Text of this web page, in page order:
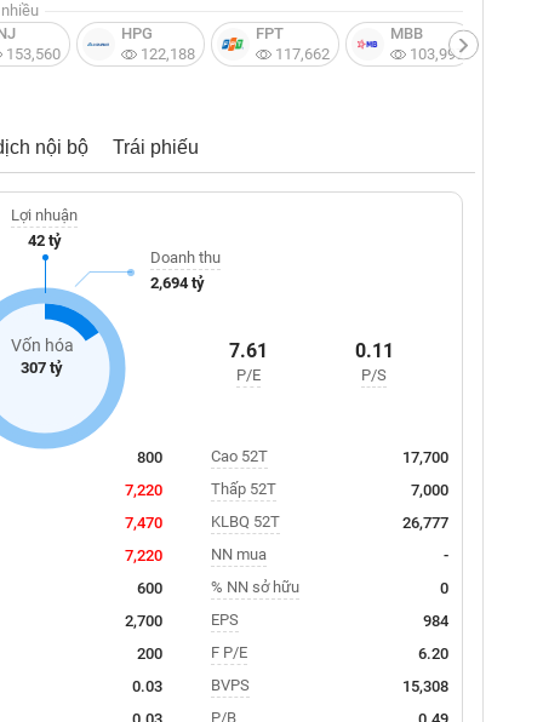
153,560
HPG
122,188
FPT
117,662
MBB
103,997
nội bộ Trái phiếu
Vốn hóa
307 tỷ
Lợi nhuận
42 tỷ
Doanh thu
2,694 tỷ
7.61
P/E
0.11
P/S
800
7,220
7,470
7,220
600
2,700
200
0.03
0.03
Cao 52T
17,700
Thấp 52T
7,000
KLBQ 52T
26,777
NN mua
-
% NN sở hữu
0
EPS
984
F P/E
6.20
BVPS
15,308
P/B
0.49